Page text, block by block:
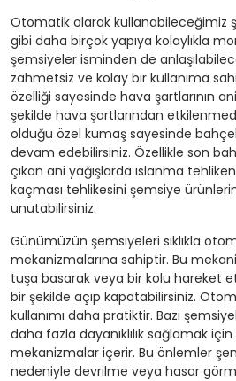
Otomatik olarak kullanabileceğimiz
gibi daha birçok yapıya kolaylıkla
şemsiyeler isminden de
zahmetsiz ve kolay bir kullanıma
özelliği sayesinde hava şartlarının
şekilde hava şartlarından
olduğu özel kumaş sayesinde
devam edebilirsiniz. Özellikle son
çıkan ani yağışlarda ıslanma
kaçması tehlikesini şemsiye
unutabilirsiniz.
Günümüzün şemsiyeleri sıklıkla
mekanizmalarına sahiptir. Bu
tuşa basarak veya bir kolu hareket
bir şekilde açıp kapatabilirsiniz.
kullanımı daha pratiktir. Bazı
daha fazla dayanıklılık sağlamak
mekanizmalar içerir. Bu önlemler
nedeniyle devrilme veya hasar görme